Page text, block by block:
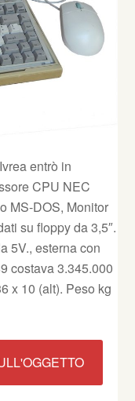
entrò in
CPU NEC
MS-DOS, Monitor
su floppy da 3,5″.
5V., esterna con
costava 3.345.000
x 10 (alt). Peso kg